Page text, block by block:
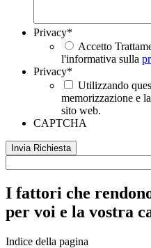
Privacy*
Accetto
l'informativa sulla
Privacy*
Utilizzando
memorizzazione e
sito web.
CAPTCHA
I fattori che
per voi e la vostra
Indice della pagina